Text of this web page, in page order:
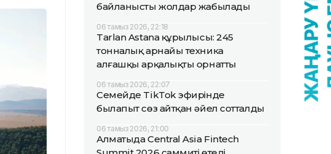
байланысты жолдар жабылады
06 тамыз 2026, 22:18
Tarlan Astana құрылысы: 245
тонналық арнайы техника
алғашқы арқалықты орнатты
06 тамыз 2026, 22:07
Семейде TikTok эфирінде
былапыт сөз айтқан әйел сотталды
06 тамыз 2026, 21:00
Алматыда Central Asia Fintech